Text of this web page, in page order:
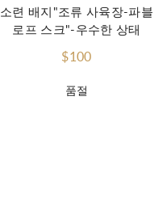
품절
소련 배지"조류 사육장-파블
로프 스크"-우수한 상태
$100